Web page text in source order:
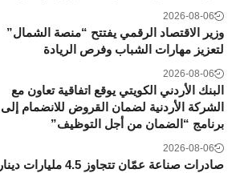
2026-08-06
وزير الاقتصاد الرقمي يفتتح “منصة الشمال”
لتعزيز مهارات الشباب وفرص الريادة
2026-08-06
البنك الأردني الكويتي يوقع اتفاقية تعاون مع
الشركة الأردنية لضمان القروض للانضمام إلى
برنامج “الضمان من أجل التوظيف”
2026-08-06
صادرات صناعة عمّان تتجاوز 4.5 مليارات دينار